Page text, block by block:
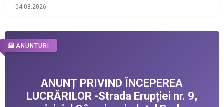
04.08.2026
ANUNTURI